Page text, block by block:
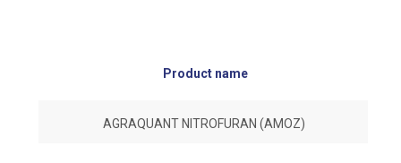
Product name
AGRAQUANT NITROFURAN (AMOZ)